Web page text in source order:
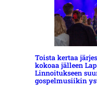
Toista kertaa
kokoaa jälleen
Linnoitukseen
gospelmusiikin